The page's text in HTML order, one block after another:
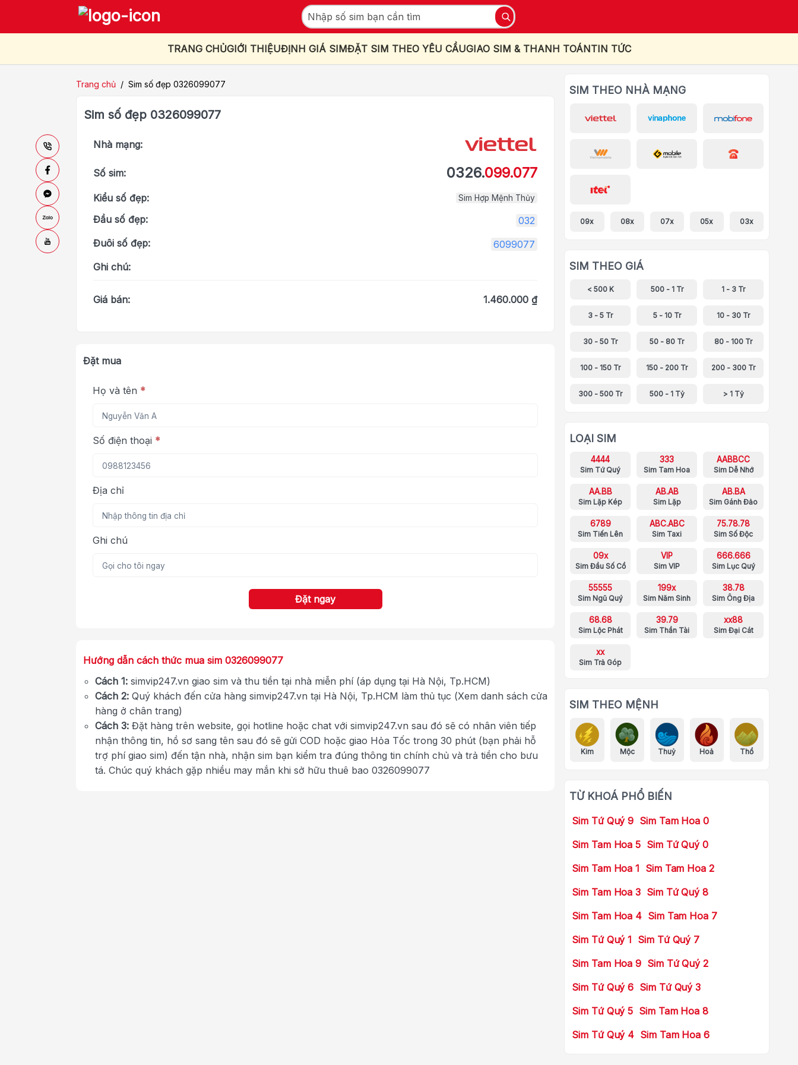
TRANG CHỦGIỚI THIỆUĐỊNH GIÁ SIMĐẶT SIM THEO YÊU CẦUGIAO SIM & THANH TOÁNTIN TỨC
Trang chủ / Sim số đẹp 0326099077
Sim số đẹp 0326099077
Nhà mạng:
Số sim: 0326.099.077
Kiểu số đẹp: Sim Hợp Mệnh Thủy
Đầu số đẹp:
032
Đuôi số đẹp:
6099077
Ghi chú:
Giá bán: 1.460.000 ₫
Đặt mua
Họ và tên *
Số điện thoại *
Địa chỉ
Ghi chú
Đặt ngay
Hướng dẫn cách thức mua sim 0326099077
Cách 1: simvip247.vn giao sim và thu tiền tại nhà miễn phí (áp dụng tại Hà Nội, Tp.HCM)
Cách 2: Quý khách đến cửa hàng simvip247.vn tại Hà Nội, Tp.HCM làm thủ tục (Xem danh sách cửa
hàng ở chân trang)
Cách 3: Đặt hàng trên website, gọi hotline hoặc chat với simvip247.vn sau đó sẽ có nhân viên tiếp
nhận thông tin, hồ sơ sang tên sau đó sẽ gửi COD hoặc giao Hỏa Tốc trong 30 phút (bạn phải hỗ
trợ phí giao sim) đến tận nhà, nhận sim bạn kiểm tra đúng thông tin chính chủ và trả tiền cho bưu
tá. Chúc quý khách gặp nhiều may mắn khi sở hữu thuê bao 0326099077
SIM THEO NHÀ MẠNG
09x 08x 07x 05x 03x
SIM THEO GIÁ
< 500 K 500 - 1 Tr 1 - 3 Tr
3 - 5 Tr 5 - 10 Tr 10 - 30 Tr
30 - 50 Tr 50 - 80 Tr 80 - 100 Tr
100 - 150 Tr 150 - 200 Tr 200 - 300 Tr
300 - 500 Tr 500 - 1 Tỷ > 1 Tỷ
LOẠI SIM
4444
Sim Tứ Quý
333
Sim Tam Hoa
AABBCC
Sim Dễ Nhớ
AA.BB
Sim Lặp Kép
AB.AB
Sim Lặp
AB.BA
Sim Gánh Đảo
6789
Sim Tiến Lên
ABC.ABC
Sim Taxi
75.78.78
Sim Số Độc
09x
Sim Đầu Số Cổ
VIP
Sim VIP
666.666
Sim Lục Quý
55555
Sim Ngũ Quý
199x
Sim Năm Sinh
38.78
Sim Ông Địa
68.68
Sim Lộc Phát
39.79
Sim Thần Tài
xx88
Sim Đại Cát
xx
Sim Trả Góp
SIM THEO MỆNH
Kim Mộc Thuỷ Hoả Thổ
TỪ KHOÁ PHỔ BIẾN
Sim Tứ Quý 9 Sim Tam Hoa 0
Sim Tam Hoa 5 Sim Tứ Quý 0
Sim Tam Hoa 1 Sim Tam Hoa 2
Sim Tam Hoa 3 Sim Tứ Quý 8
Sim Tam Hoa 4 Sim Tam Hoa 7
Sim Tứ Quý 1 Sim Tứ Quý 7
Sim Tam Hoa 9 Sim Tứ Quý 2
Sim Tứ Quý 6 Sim Tứ Quý 3
Sim Tứ Quý 5 Sim Tam Hoa 8
Sim Tứ Quý 4 Sim Tam Hoa 6